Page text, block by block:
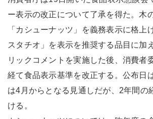
ー表示の改正について了承を得た。木
「カシューナッツ」を義務表示に格上
スタチオ」を表示を推奨する品目に加
リックコメントを実施した後、消費者
経て食品表示基準を改正する。公布日
は4月からとなる見通しだが、2年間の
ける。